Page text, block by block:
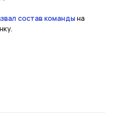
состав команды на